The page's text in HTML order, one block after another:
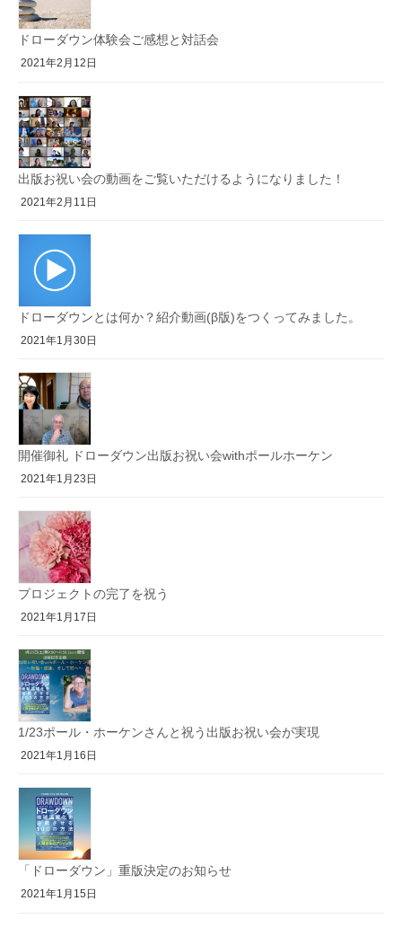
ドローダウン体験会ご感想と対話会
2021年2月12日
出版お祝い会の動画をご覧いただけるようになりました！
2021年2月11日
ドローダウンとは何か？紹介動画(β版)をつくってみました。
2021年1月30日
開催御礼 ドローダウン出版お祝い会withポールホーケン
2021年1月23日
プロジェクトの完了を祝う
2021年1月17日
1/23ポール・ホーケンさんと祝う出版お祝い会が実現
2021年1月16日
「ドローダウン」重版決定のお知らせ
2021年1月15日